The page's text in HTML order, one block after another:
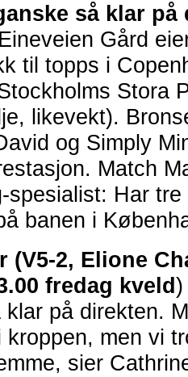
så klar på
Gård
til topps i
Stora
likevekt).
og Simply
Match
spesialist: Har
banen i
(V5-2, Elione
fredag kveld)
på direkten.
men vi
sier